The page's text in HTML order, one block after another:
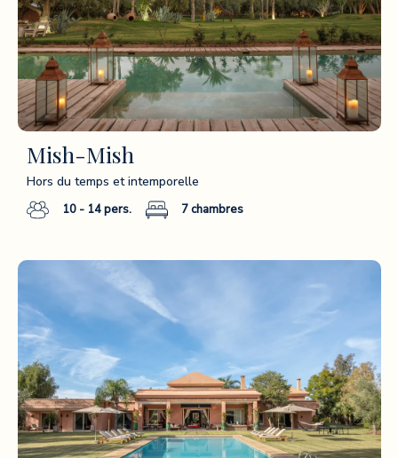
Mish-Mish
Hors du temps et intemporelle
10 - 14pers. 7chambres